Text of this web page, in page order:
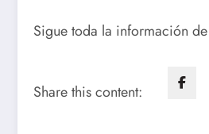
Sigue toda la información de
Share this content: